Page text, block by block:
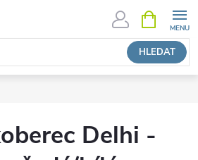
HLEDAT
NÁKUPNÍ
KOŠÍK
Delhi -